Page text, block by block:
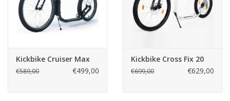
Kickbike Cruiser Max
€589,00 €499,00
Kickbike Cross Fix 20
€699,00 €629,00